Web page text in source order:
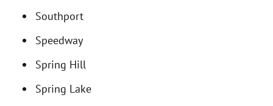
Southport
Speedway
Spring Hill
Spring Lake